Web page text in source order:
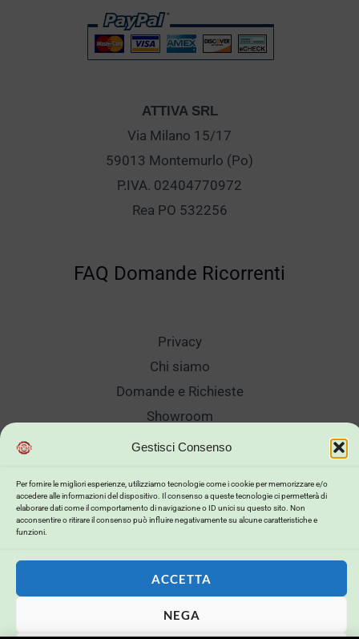
Gestisci Consenso
Per fornire le migliori esperienze, utilizziamo tecnologie come i cookie per memorizzare e/o
accedere alle informazioni del dispositivo. Il consenso a queste tecnologie ci permetterà di
elaborare dati come il comportamento di navigazione o ID unici su questo sito. Non
acconsentire o ritirare il consenso può influire negativamente su alcune caratteristiche e
funzioni.
ACCETTA
NEGA
ATTIVA SRL
Via Milano 15/17
59013 Montemurlo (Po)
P.IVA. 02404770972
Rea PO 532256
FAQ Domande Ricorrenti
Privacy
Chi siamo
Domande e Richieste
Showroom
Spedizioni
Reso Cambio Merce
Lavora Con Noi
Copyright © 2026 . Powered by .